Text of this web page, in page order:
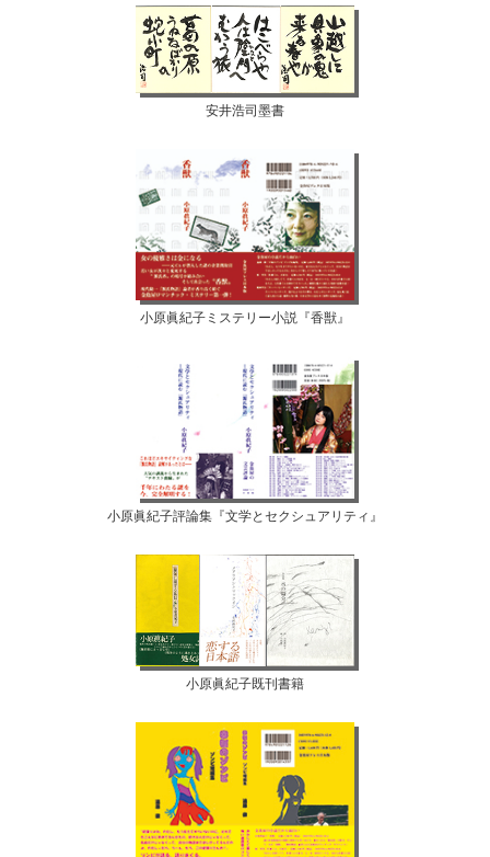
安井浩司墨書
小原眞紀子ミステリー小説『香獣』
小原眞紀子評論集『文学とセクシュアリティ』
小原眞紀子既刊書籍